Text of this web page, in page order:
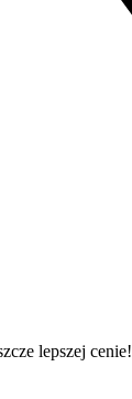
lepszej cenie!